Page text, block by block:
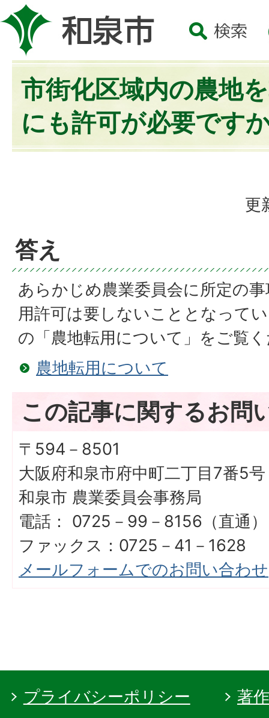
市街化区域内の農地
にも許可が必要です
更
答え
あらかじめ農業委員会に所定の
用許可は要しないこととなって
の「農地転用について」をご覧
農地転用について
この記事に関するお問
〒594－8501
大阪府和泉市府中町二丁目7番5号
和泉市 農業委員会事務局
電話： 0725－99－8156（直通）
ファックス：0725－41－1628
メールフォームでのお問い合わせ
プライバシーポリシー
著